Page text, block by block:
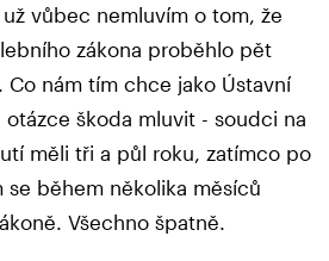
vůbec nemluvím o tom, že
zákona proběhlo pět
Co nám tím chce jako Ústavní
škoda mluvit - soudci na
měli tři a půl roku, zatímco po
se během několika měsíců
Všechno špatně.